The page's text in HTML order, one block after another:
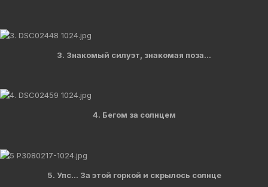
3. Знакомый силуэт, знакомая поза...
4. Бегом за солнцем
5. Упс... За этой горкой и скрылось солнце